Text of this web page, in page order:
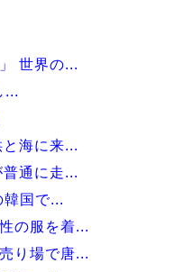
世界の...
...
と海に来...
普通に走...
国で...
の服を着...
り場で唐...